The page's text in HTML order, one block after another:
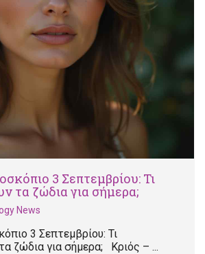
3 Σεπτεμβρίου: Τι
τα ζώδια για σήμερα;
News
3 Σεπτεμβρίου: Τι
ζώδια για σήμερα; Κριός – ...